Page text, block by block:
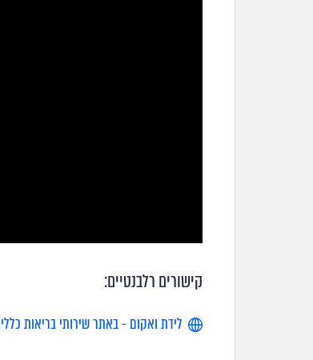
קישורים רלבנטיים:
לידת ואקום - באתר שירותי בריאות